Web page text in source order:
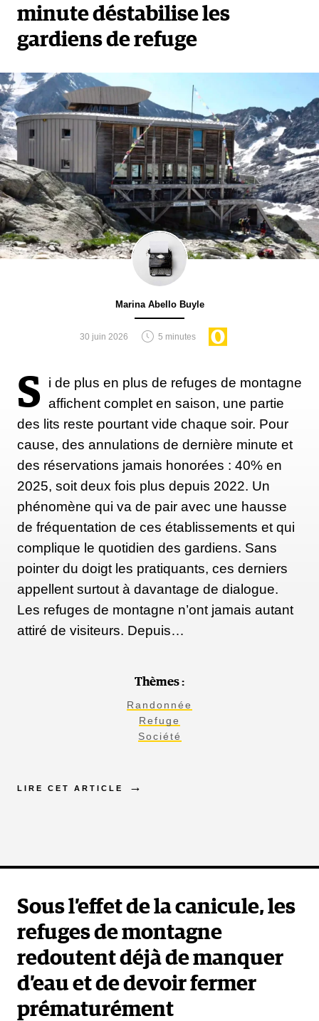
minute déstabilise les
gardiens de refuge
Marina Abello Buyle
30 juin 2026 5 minutes
S i de plus en plus de refuges de montagne
affichent complet en saison, une partie
des lits reste pourtant vide chaque soir. Pour
cause, des annulations de dernière minute et
des réservations jamais honorées : 40% en
2025, soit deux fois plus depuis 2022. Un
phénomène qui va de pair avec une hausse
de fréquentation de ces établissements et qui
complique le quotidien des gardiens. Sans
pointer du doigt les pratiquants, ces derniers
appellent surtout à davantage de dialogue.
Les refuges de montagne n’ont jamais autant
attiré de visiteurs. Depuis…
Thèmes :
Randonnée
Refuge
Société
LIRE CET ARTICLE
Sous l’effet de la canicule, les
refuges de montagne
redoutent déjà de manquer
d’eau et de devoir fermer
prématurément